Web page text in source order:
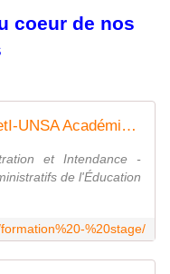
coeur de nos
formation - stage - Syndicat AetI-UNSA Académie Reims
et Intendance -
de l'Éducation
%20stage/